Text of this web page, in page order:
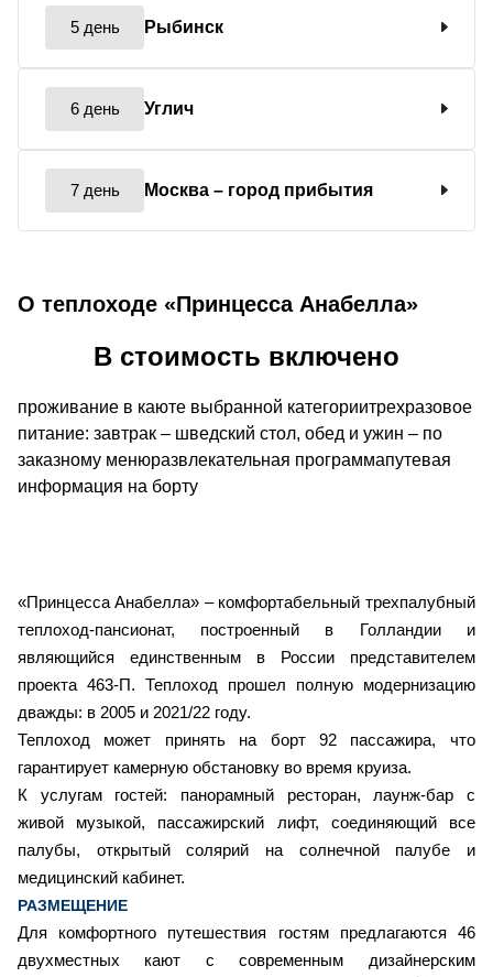
5 день Рыбинск
6 день Углич
7 день Москва – город прибытия
О теплоходе «Принцесса Анабелла»
«Принцесса Анабелла» – комфортабельный трехпалубный
теплоход-пансионат, построенный в Голландии и
являющийся единственным в России представителем
проекта 463-П. Теплоход прошел полную модернизацию
дважды: в 2005 и 2021/22 году.
Теплоход может принять на борт 92 пассажира, что
гарантирует камерную обстановку во время круиза.
К услугам гостей: панорамный ресторан, лаунж-бар с
живой музыкой, пассажирский лифт, соединяющий все
палубы, открытый солярий на солнечной палубе и
медицинский кабинет.
РАЗМЕЩЕНИЕ
Для комфортного путешествия гостям предлагаются 46
двухместных кают с современным дизайнерским
В стоимость включено
проживание в каюте выбранной категориитрехразовое
питание: завтрак – шведский стол, обед и ужин – по
заказному менюразвлекательная программапутевая
информация на борту